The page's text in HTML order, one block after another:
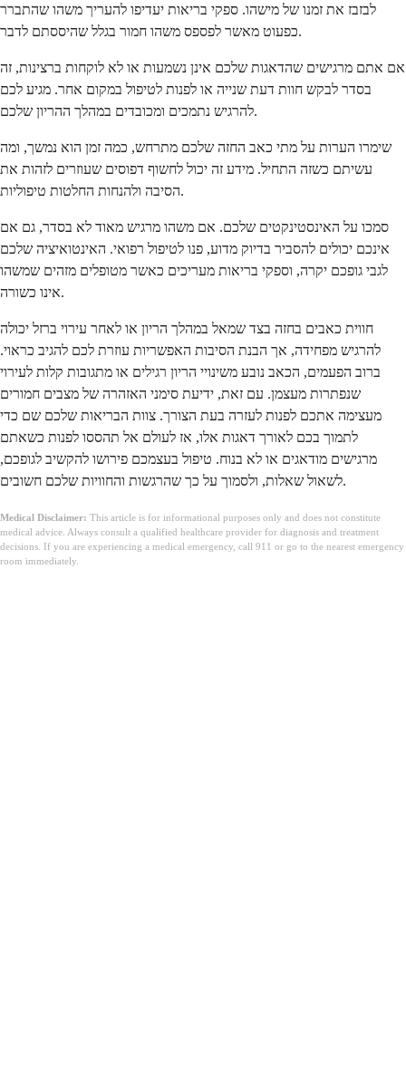
לבזבז את זמנו של מישהו. ספקי בריאות יעדיפו להעריך משהו שהתברר
כפעוט מאשר לפספס משהו חמור בגלל שהיססתם לדבר.
אם אתם מרגישים שהדאגות שלכם אינן נשמעות או לא לוקחות ברצינות, זה
בסדר לבקש חוות דעת שנייה או לפנות לטיפול במקום אחר. מגיע לכם
להרגיש נתמכים ומכובדים במהלך ההריון שלכם.
שימרו הערות על מתי כאב החזה שלכם מתרחש, כמה זמן הוא נמשך, ומה
עשיתם כשזה התחיל. מידע זה יכול לחשוף דפוסים שעוזרים לזהות את
הסיבה ולהנחות החלטות טיפוליות.
סמכו על האינסטינקטים שלכם. אם משהו מרגיש מאוד לא בסדר, גם אם
אינכם יכולים להסביר בדיוק מדוע, פנו לטיפול רפואי. האינטואיציה שלכם
לגבי גופכם יקרה, וספקי בריאות מעריכים כאשר מטופלים מזהים שמשהו
אינו כשורה.
חווית כאבים בחזה בצד שמאל במהלך הריון או לאחר עירוי ברזל יכולה
להרגיש מפחידה, אך הבנת הסיבות האפשריות עוזרת לכם להגיב כראוי.
ברוב הפעמים, הכאב נובע משינויי הריון רגילים או מתגובות קלות לעירוי
שנפתרות מעצמן. עם זאת, ידיעת סימני האזהרה של מצבים חמורים
מעצימה אתכם לפנות לעזרה בעת הצורך. צוות הבריאות שלכם שם כדי
לתמוך בכם לאורך דאגות אלו, אז לעולם אל תהססו לפנות כשאתם
מרגישים מודאגים או לא בנוח. טיפול בעצמכם פירושו להקשיב לגופכם,
לשאול שאלות, ולסמוך על כך שהרגשות והחוויות שלכם חשובים.
Medical Disclaimer: This article is for informational purposes only and does not constitute
medical advice. Always consult a qualified healthcare provider for diagnosis and treatment
decisions. If you are experiencing a medical emergency, call 911 or go to the nearest emergency
room immediately.